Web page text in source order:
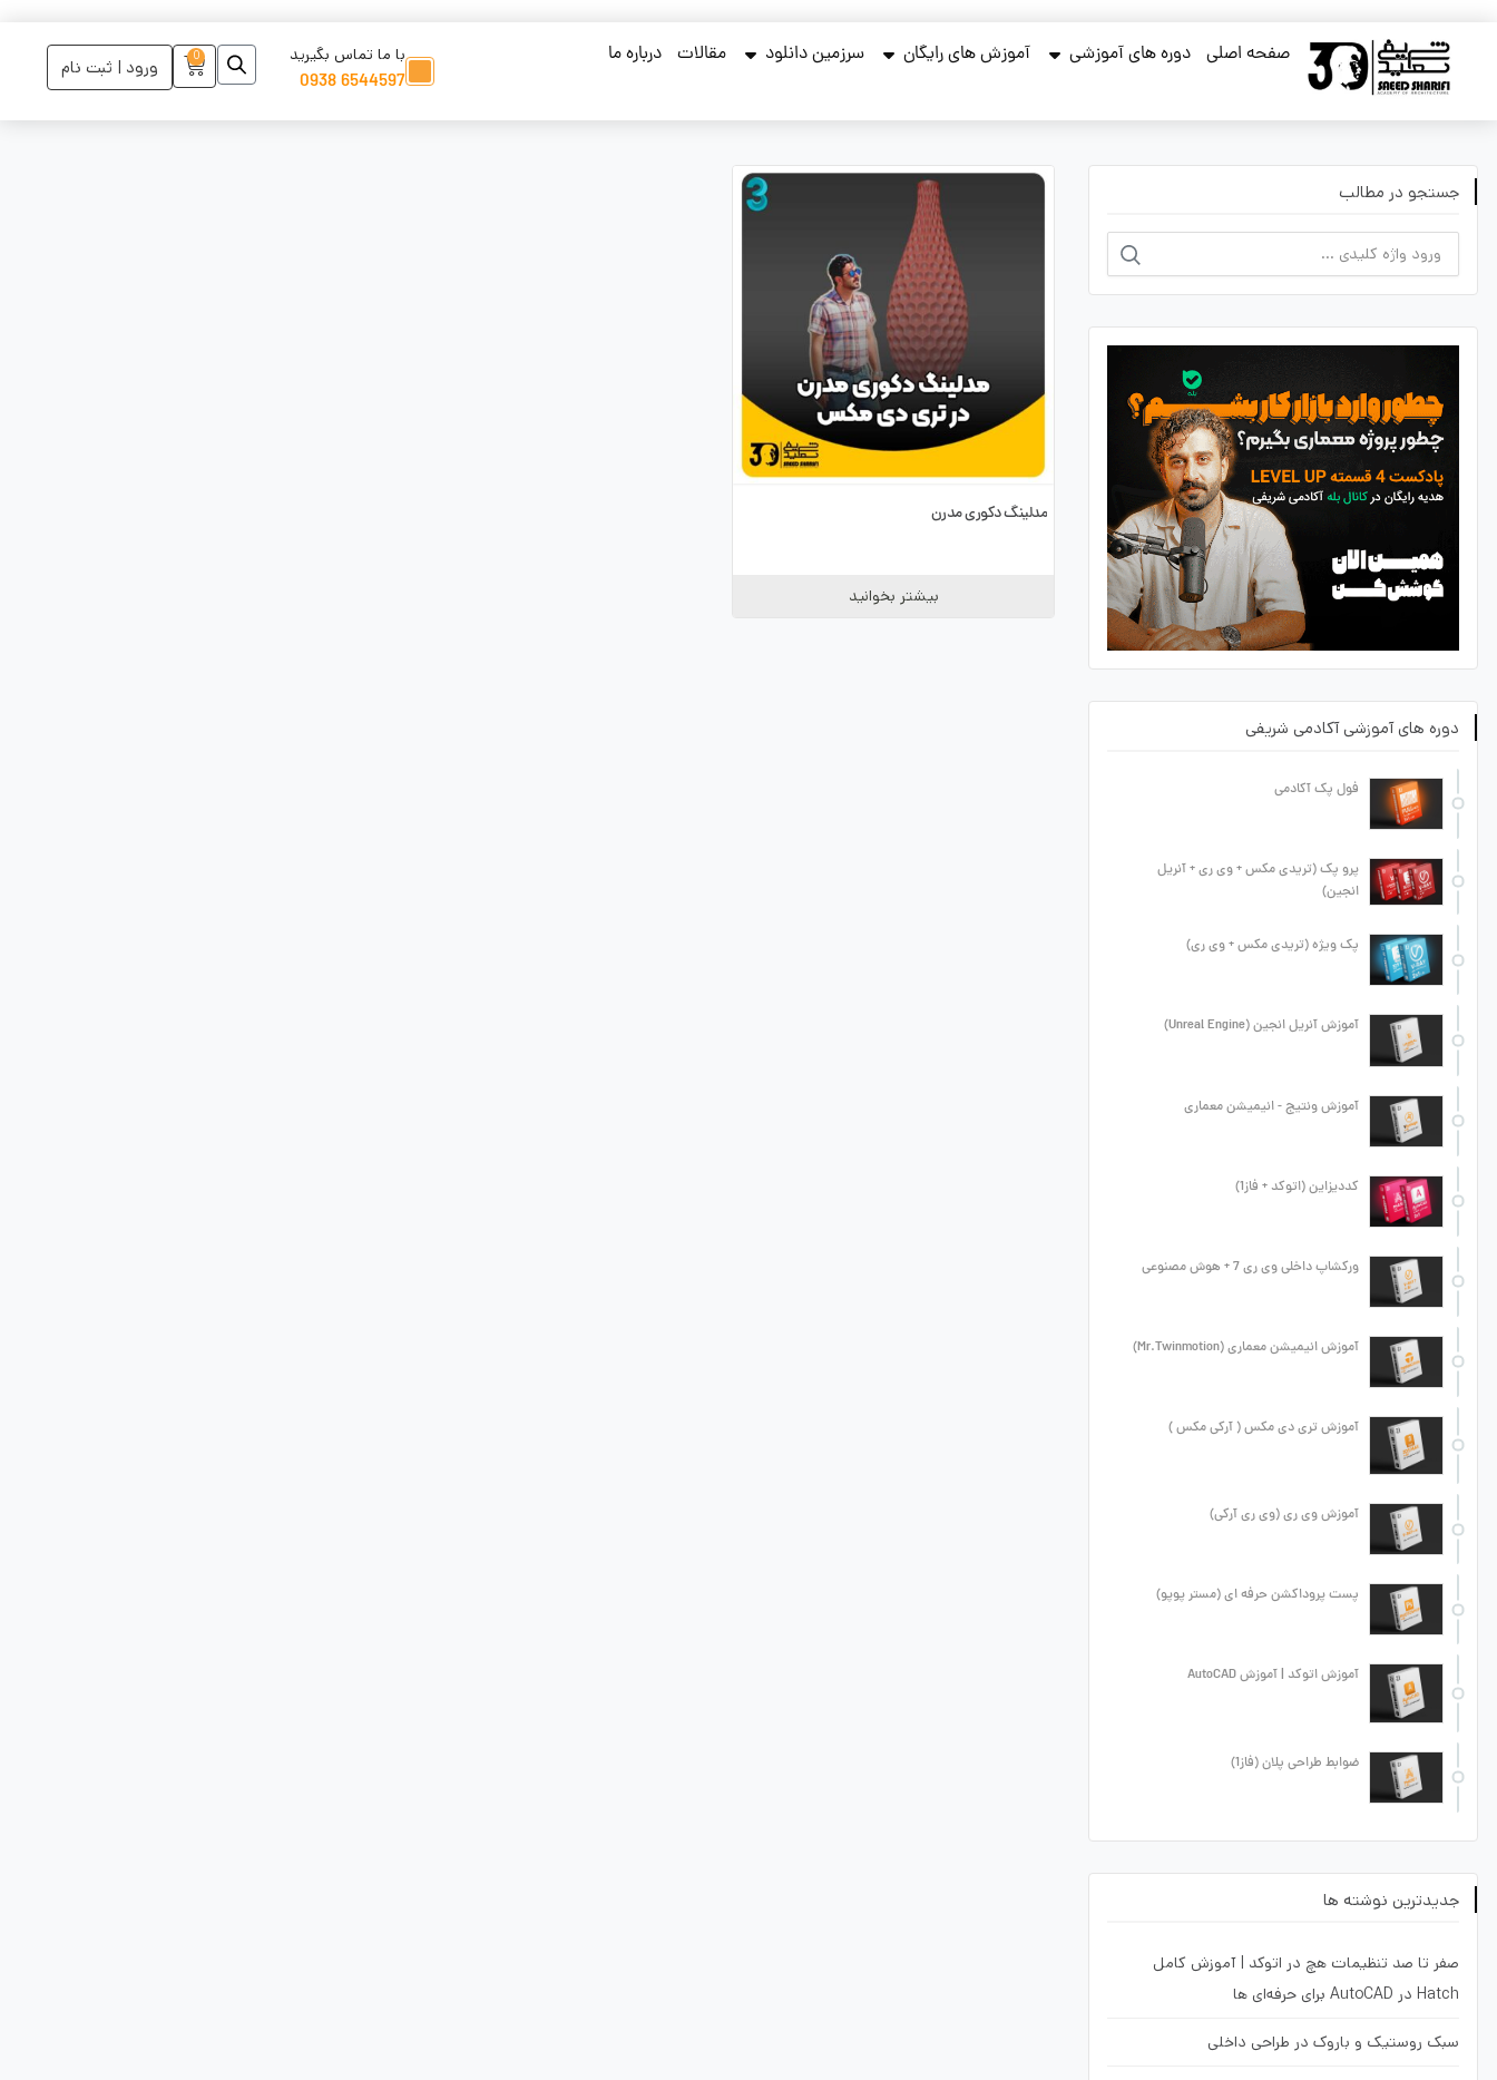
صفحه اصلی دوره های آموزشی آموزش های رایگان سرزمین دانلود مقالات درباره ما ورود | ثبت نام 0 با ما تماس بگیرید
6544597 0938
مدلینگ دکوری مدرن
بیشتر بخوانید
جستجو در مطالب
دوره های آموزشی آکادمی شریفی
فول پک آکادمی
پرو پک (تریدی مکس + وی ری + آنریل
انجین)
پک ویژه (تریدی مکس + وی ری)
آموزش آنریل انجین (Unreal Engine)
آموزش ونتیج - انیمیشن معماری
کددیزاین (اتوکد + فاز1)
ورکشاپ داخلی وی ری 7 + هوش مصنوعی
آموزش انیمیشن معماری (Mr.Twinmotion)
آموزش تری دی مکس ( آرکی مکس )
آموزش وی ری (وی ری آرکی)
پست پروداکشن حرفه ای (مستر پوپو)
آموزش اتوکد | آموزش AutoCAD
ضوابط طراحی پلان (فاز1)
جدیدترین نوشته ها
صفر تا صد تنظیمات هچ در اتوکد | آموزش کامل
Hatch در AutoCAD برای حرفه‌ای ها
سبک روستیک و باروک در طراحی داخلی